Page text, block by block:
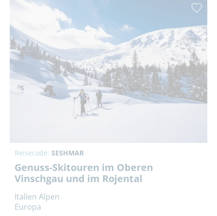
Reisecode: SESHMAR
Genuss-Skitouren im Oberen
Vinschgau und im Rojental
Italien Alpen
Europa